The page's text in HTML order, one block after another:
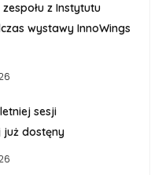
z Instytutu
wystawy InnoWings
sesji
już dostęny